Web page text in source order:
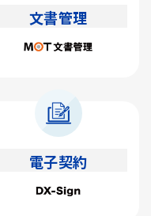
文書管理
電子契約